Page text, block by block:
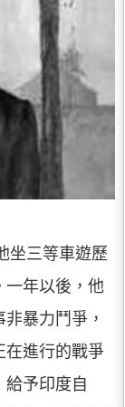
坐三等車遊歷
一年以後，他
暴力鬥爭，
在進行的戰爭
予印度自